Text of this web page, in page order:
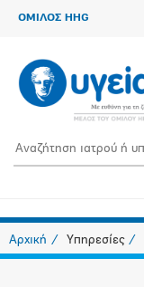
ΟΜΙΛΟΣ HHG
Αρχική Υπηρεσίες